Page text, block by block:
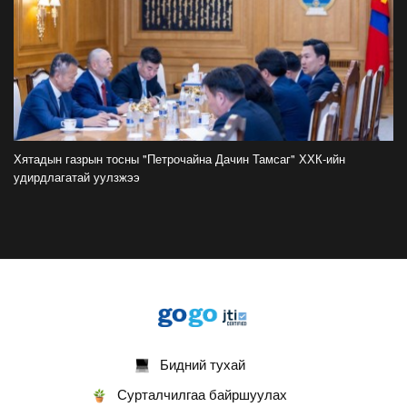
ФОТО: Хөл бөмбөгийн ДАШТ-д анх удаа
зохион байгуулсан завсарлагааны шоу
тоглолтоос
2026-07-20
ФОТО: Дэлхийн хошой аварга Испани
2026-07-20
Б.Орхонбаяр
тайлж наадамчин олноор уухайлуулсан
Хятадын газрын тосны "Петрочайна Дачин Тамсаг" ХХК-ийн
удирдлагатай уулзжээ
Бидний тухай
Сурталчилгаа байршуулах